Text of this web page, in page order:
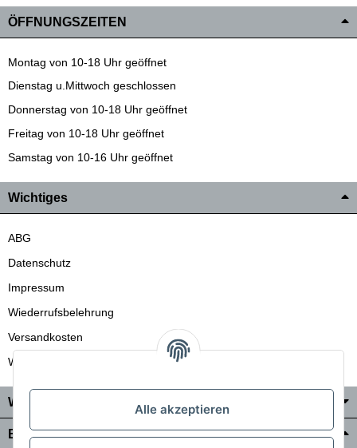
ÖFFNUNGSZEITEN
Montag von 10-18 Uhr geöffnet
Dienstag u.Mittwoch geschlossen
Donnerstag von 10-18 Uhr geöffnet
Freitag von 10-18 Uhr geöffnet
Samstag von 10-16 Uhr geöffnet
Wichtiges
ABG
Datenschutz
Impressum
Wiederrufsbelehrung
Versandkosten
Wir liefern auch in die Schweiz
Wo Sie uns finden
Bezahlung & Versand
Alle akzeptieren